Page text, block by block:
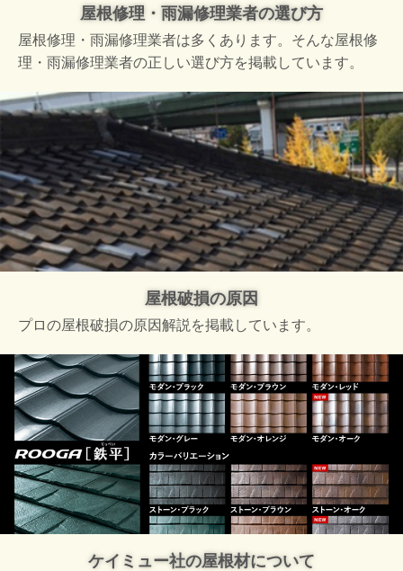
屋根修理・雨漏修理業者の選び方
屋根修理・雨漏修理業者は多くあります。そんな屋根修
理・雨漏修理業者の正しい選び方を掲載しています。
屋根破損の原因
プロの屋根破損の原因解説を掲載しています。
ケイミュー社の屋根材について